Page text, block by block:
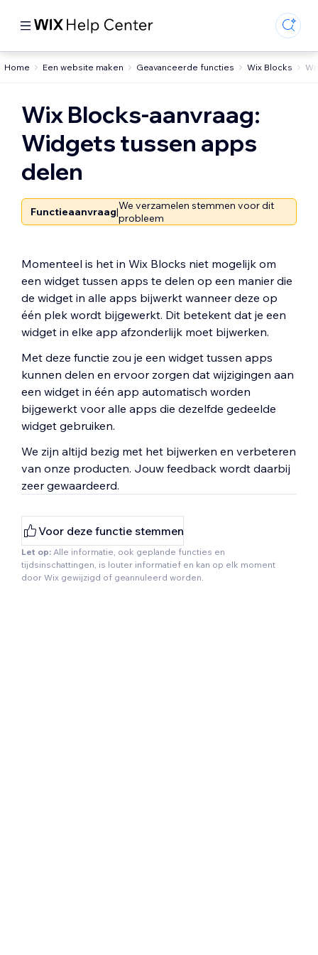
Home Een website maken Geavanceerde functies Wix Blocks
Wix Blocks-aanvraag:
Widgets tussen apps
delen
Functieaanvraag|We verzamelen stemmen voor dit
probleem
Momenteel is het in Wix Blocks niet mogelijk om
een widget tussen apps te delen op een manier die
de widget in alle apps bijwerkt wanneer deze op
één plek wordt bijgewerkt. Dit betekent dat je een
widget in elke app afzonderlijk moet bijwerken.
Met deze functie zou je een widget tussen apps
kunnen delen en ervoor zorgen dat wijzigingen aan
een widget in één app automatisch worden
bijgewerkt voor alle apps die dezelfde gedeelde
widget gebruiken.
We zijn altijd bezig met het bijwerken en verbeteren
van onze producten. Jouw feedback wordt daarbij
zeer gewaardeerd.
Voor deze functie stemmen
Let op: Alle informatie, ook geplande functies en
tijdsinschattingen, is louter informatief en kan op elk moment
door Wix gewijzigd of geannuleerd worden.